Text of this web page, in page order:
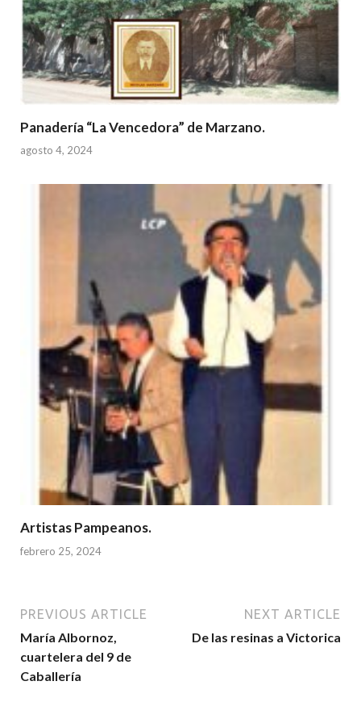
Panadería “La Vencedora” de Marzano.
agosto 4, 2024
Artistas Pampeanos.
febrero 25, 2024
PREVIOUS ARTICLE
María Albornoz,
cuartelera del 9 de
Caballería
NEXT ARTICLE
De las resinas a Victorica